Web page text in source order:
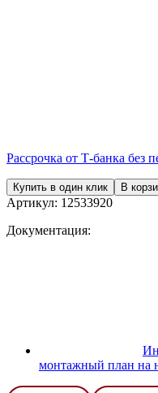
Рассрочка от Т-банка без
Купить в один клик В
Артикул: 12533920
Документация:
монтажный план на